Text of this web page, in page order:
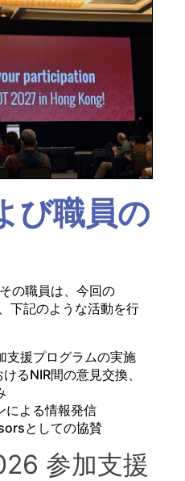
び職員の
の職員は、今回の
下記のような活動を行
支援プログラムの実施
るNIR間の意見交換、
による情報発信
としての協賛
参加支援